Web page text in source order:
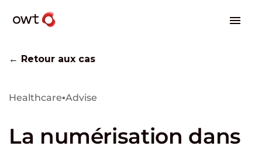
← Retour aux cas
Healthcare▪Advise
La numérisation dans